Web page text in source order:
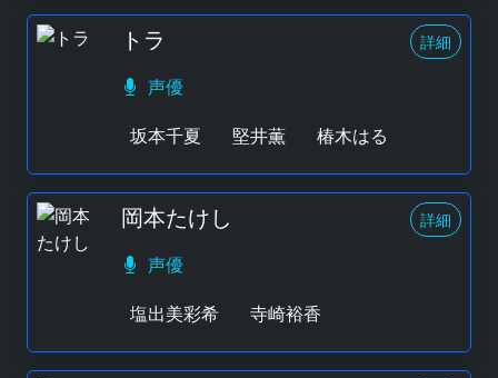
トラ 詳細
声優
坂本千夏
堅井薫 椿木はる
岡本たけし 詳細
声優
塩出美彩希
寺崎裕香